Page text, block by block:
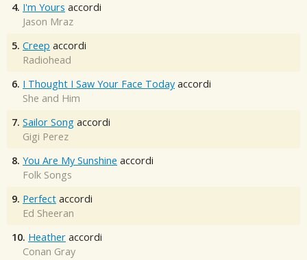
4. I'm Yours accordi
Jason Mraz
5. Creep accordi
Radiohead
6. I Thought I Saw Your Face Today accordi
She and Him
7. Sailor Song accordi
Gigi Perez
8. You Are My Sunshine accordi
Folk Songs
9. Perfect accordi
Ed Sheeran
10. Heather accordi
Conan Gray